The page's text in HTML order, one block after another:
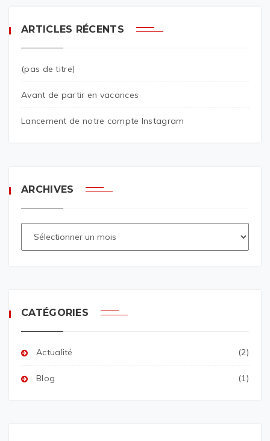
ARTICLES RÉCENTS
(pas de titre)
Avant de partir en vacances
Lancement de notre compte Instagram
ARCHIVES
CATÉGORIES
Actualité (2)
Blog (1)